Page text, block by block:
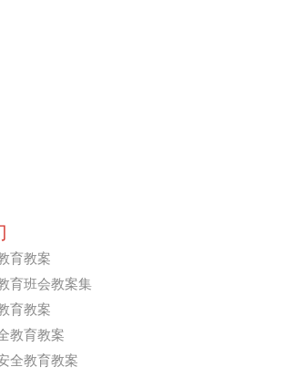
育教案
育班会教案集
育教案
教育教案
全教育教案